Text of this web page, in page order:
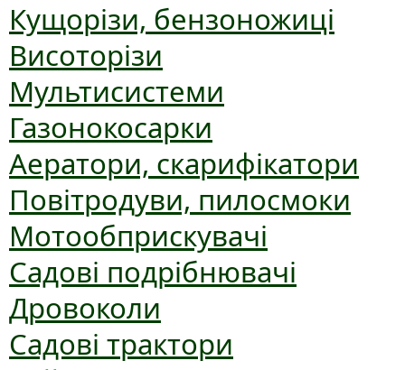
Кущорізи, бензоножиці
Висоторізи
Мультисистеми
Газонокосарки
Аератори, скарифікатори
Повітродуви, пилосмоки
Мотообприскувачі
Садові подрібнювачі
Дровоколи
Садові трактори